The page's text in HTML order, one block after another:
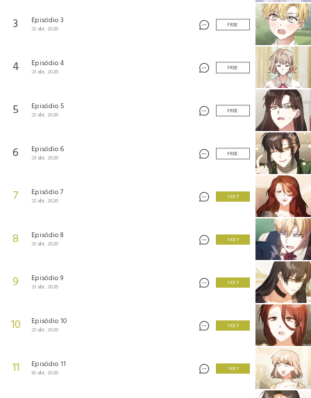
3 Episódio 3
23 abr, 2026
FREE
4 Episódio 4
23 abr, 2026
FREE
5 Episódio 5
23 abr, 2026
FREE
6 Episódio 6
23 abr, 2026
FREE
7 Episódio 7
23 abr, 2026
1 KEY
8 Episódio 8
23 abr, 2026
1 KEY
9 Episódio 9
23 abr, 2026
1 KEY
10 Episódio 10
23 abr, 2026
1 KEY
11 Episódio 11
30 abr, 2026
1 KEY